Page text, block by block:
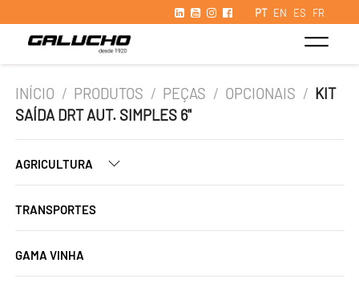
PT EN ES FR
INÍCIO / PRODUTOS / PEÇAS / OPCIONAIS / KIT
SAÍDA DRT AUT. SIMPLES 6"
AGRICULTURA
TRANSPORTES
GAMA VINHA